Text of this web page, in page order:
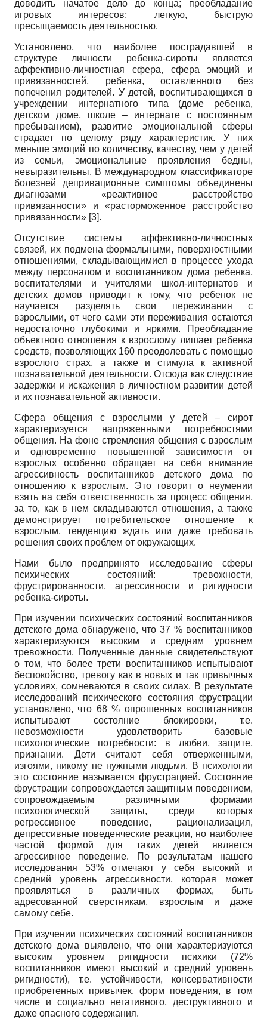
доводить начатое дело до конца; преобладание
игровых интересов; легкую, быструю
пресыщаемость деятельностью.
Установлено, что наиболее пострадавшей в
структуре личности ребенка-сироты является
аффективно-личностная сфера, сфера эмоций и
привязанностей, ребенка, оставленного без
попечения родителей. У детей, воспитывающихся в
учреждении интернатного типа (доме ребенка,
детском доме, школе – интернате с постоянным
пребыванием), развитие эмоциональной сферы
страдает по целому ряду характеристик. У них
меньше эмоций по количеству, качеству, чем у детей
из семьи, эмоциональные проявления бедны,
невыразительны. В международном классификаторе
болезней депривационные симптомы объединены
диагнозами «реактивное расстройство
привязанности» и «расторможенное расстройство
привязанности» [3].
Отсутствие системы аффективно-личностных
связей, их подмена формальными, поверхностными
отношениями, складывающимися в процессе ухода
между персоналом и воспитанником дома ребенка,
воспитателями и учителями школ-интернатов и
детских домов приводит к тому, что ребенок не
научается разделять свои переживания с
взрослыми, от чего сами эти переживания остаются
недостаточно глубокими и яркими. Преобладание
объектного отношения к взрослому лишает ребенка
средств, позволяющих 160 преодолевать с помощью
взрослого страх, а также и стимула к активной
познавательной деятельности. Отсюда как следствие
задержки и искажения в личностном развитии детей
и их познавательной активности.
Сфера общения с взрослыми у детей – сирот
характеризуется напряженными потребностями
общения. На фоне стремления общения с взрослым
и одновременно повышенной зависимости от
взрослых особенно обращает на себя внимание
агрессивность воспитанников детского дома по
отношению к взрослым. Это говорит о неумении
взять на себя ответственность за процесс общения,
за то, как в нем складываются отношения, а также
демонстрирует потребительское отношение к
взрослым, тенденцию ждать или даже требовать
решения своих проблем от окружающих.
Нами было предпринято исследование сферы
психических состояний: тревожности,
фрустрированности, агрессивности и ригидности
ребенка-сироты.
При изучении психических состояний воспитанников
детского дома обнаружено, что 37 % воспитанников
характеризуются высоким и средним уровнем
тревожности. Полученные данные свидетельствуют
о том, что более трети воспитанников испытывают
беспокойство, тревогу как в новых и так привычных
условиях, сомневаются в своих силах. В результате
исследований психического состояния фрустрации
установлено, что 68 % опрошенных воспитанников
испытывают состояние блокировки, т.е.
невозможности удовлетворить базовые
психологические потребности: в любви, защите,
признании. Дети считают себя отверженными,
изгоями, никому не нужными людьми. В психологии
это состояние называется фрустрацией. Состояние
фрустрации сопровождается защитным поведением,
сопровождаемым различными формами
психологической защиты, среди которых
регрессивное поведение, рационализация,
депрессивные поведенческие реакции, но наиболее
частой формой для таких детей является
агрессивное поведение. По результатам нашего
исследования 53% отмечают у себя высокий и
средний уровень агрессивности, которая может
проявляться в различных формах, быть
адресованной сверстникам, взрослым и даже
самому себе.
При изучении психических состояний воспитанников
детского дома выявлено, что они характеризуются
высоким уровнем ригидности психики (72%
воспитанников имеют высокий и средний уровень
ригидности), т.е. устойчивости, консервативности
приобретенных привычек, форм поведения, в том
числе и социально негативного, деструктивного и
даже опасного содержания.